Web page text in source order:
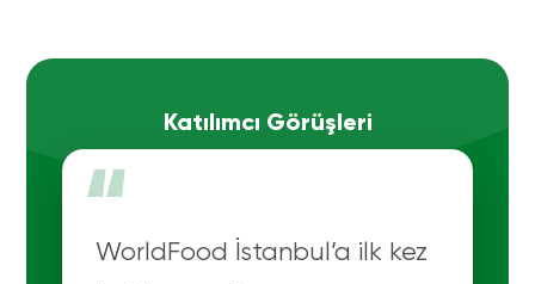
Katılımcı Görüşleri
“
WorldFood İstanbul’a ilk kez